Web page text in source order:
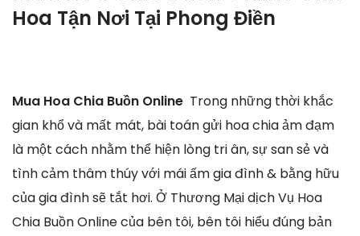
Hoa Tận Nơi Tại Phong Điền
Mua Hoa Chia Buồn Online Trong những thời khắc
gian khổ và mất mát, bài toán gửi hoa chia ảm đạm
là một cách nhằm thể hiện lòng tri ân, sự san sẻ và
tình cảm thâm thúy với mái ấm gia đình & bằng hữu
của gia đình sẽ tắt hơi. Ở Thương Mại dịch Vụ Hoa
Chia Buồn Online của bên tôi, bên tôi hiểu đúng bản